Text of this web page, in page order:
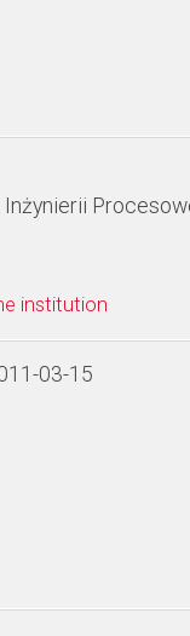
Inżynierii
institution
03-15